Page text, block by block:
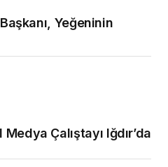
Yeğeninin
Çalıştayı Iğdır’da